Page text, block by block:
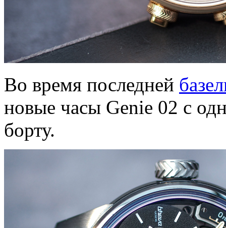
Во время последней
новые часы Genie 02 с
борту.